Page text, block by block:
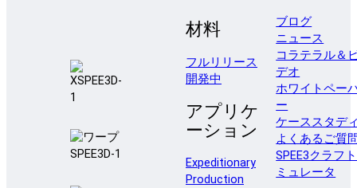
材料
フルリリース
開発中
アプリケ
ーション
Expeditionary
Production
ブログ
ニュース
コラテラル＆
デオ
ホワイトペー
ー
ケーススタデ
よくあるご質
SPEE3クラフ
ミュレータ